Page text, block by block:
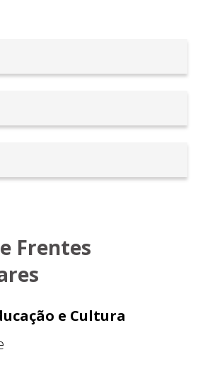
Sanitário, importante
Frentes
e Cultura